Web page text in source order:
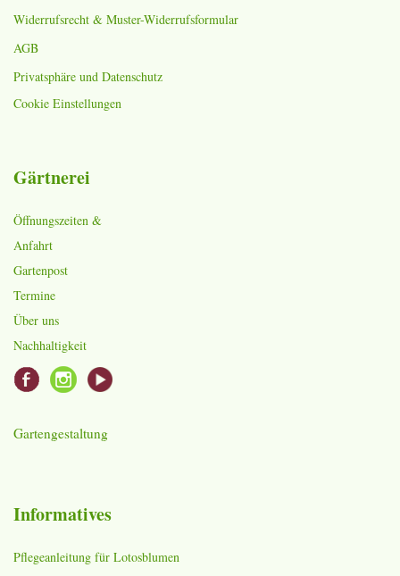
Widerrufsrecht & Muster-Widerrufsformular
AGB
Privatsphäre und Datenschutz
Cookie Einstellungen
Gärtnerei
Öffnungszeiten &
Anfahrt
Gartenpost
Termine
Über uns
Nachhaltigkeit
Gartengestaltung
Informatives
Pflegeanleitung für Lotosblumen